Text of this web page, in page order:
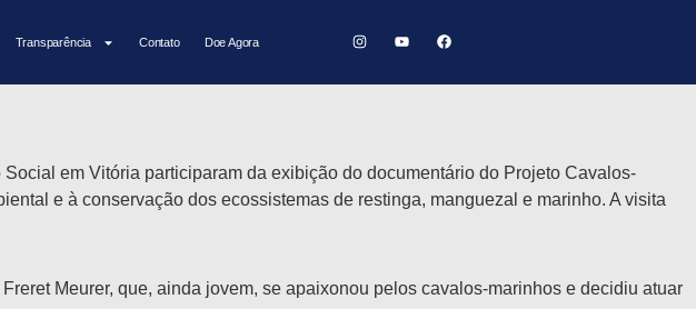
Transparência Contato Doe Agora
se emocionam com documentário do
em Vitória participaram da exibição do documentário do Projeto Cavalos-
e à conservação dos ecossistemas de restinga, manguezal e marinho. A visita
Meurer, que, ainda jovem, se apaixonou pelos cavalos-marinhos e decidiu atuar